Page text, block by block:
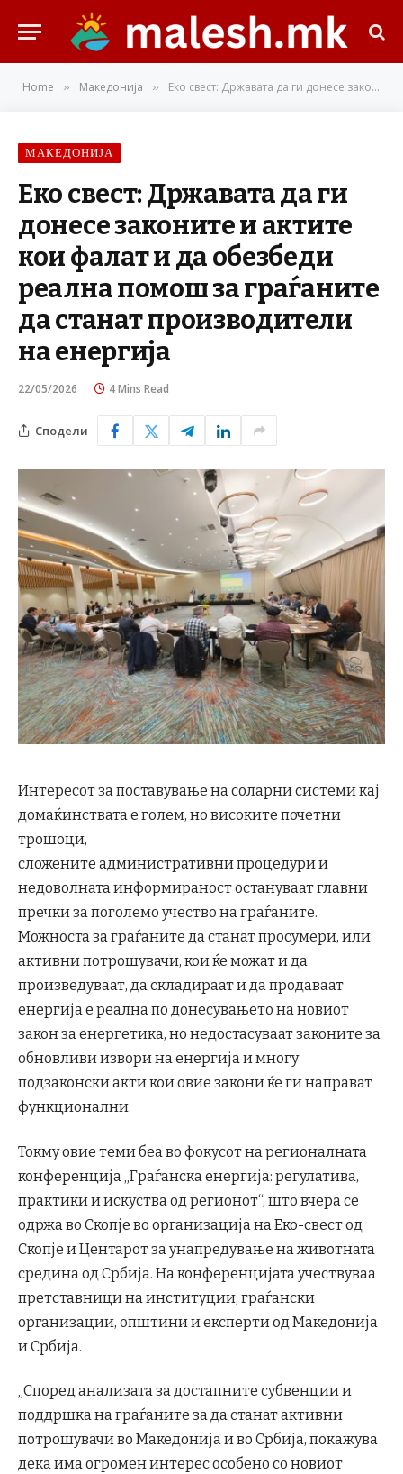
Home » Македонија » Еко свест: Државата да ги донесе законите и актите кои фалат и да обезбеди реална помош за граѓаните да станат производители на енергија
МАКЕДОНИЈА
Еко свест: Државата да ги
донесе законите и актите
кои фалат и да обезбеди
реална помош за граѓаните
да станат производители
на енергија
22/05/2026 4 Mins Read
Сподели
Интересот за поставување на соларни системи кај
домаќинствата е голем, но високите почетни
трошоци,
сложените административни процедури и
недоволната информираност остануваат главни
пречки за поголемо учество на граѓаните.
Можноста за граѓаните да станат просумери, или
активни потрошувачи, кои ќе можат и да
произведуваат, да складираат и да продаваат
енергија е реална по донесувањето на новиот
закон за енергетика, но недостасуваат законите за
обновливи извори на енергија и многу
подзаконски акти кои овие закони ќе ги направат
функционални.
Токму овие теми беа во фокусот на регионалната
конференција „Граѓанска енергија: регулатива,
практики и искуства од регионот“, што вчера се
одржа во Скопје во организација на Еко-свест од
Скопје и Центарот за унапредување на животната
средина од Србија. На конференцијата учествуваа
претставници на институции, граѓански
организации, општини и експерти од Македонија
и Србија.
„Според анализата за достапните субвенции и
поддршка на граѓаните за да станат активни
потрошувачи во Македонија и во Србија, покажува
дека има огромен интерес особено со новиот